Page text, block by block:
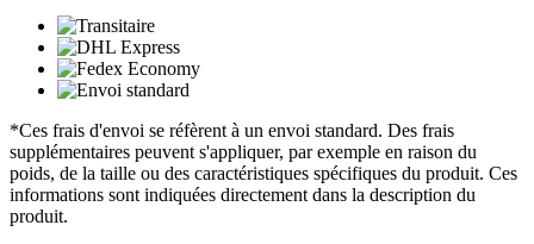
*Ces frais d'envoi se réfèrent à un envoi standard. Des frais
supplémentaires peuvent s'appliquer, par exemple en raison du
poids, de la taille ou des caractéristiques spécifiques du produit. Ces
informations sont indiquées directement dans la description du
produit.